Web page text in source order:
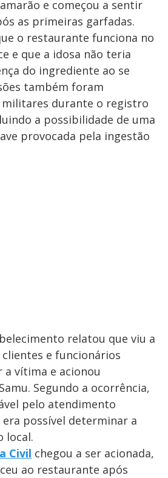
e começou a sentir
as primeiras garfadas.
o restaurante funciona no
e que a idosa não teria
do ingrediente ao se
também foram
militares durante o registro
a possibilidade de uma
provocada pela ingestão
relatou que viu a
e funcionários
vítima e acionou
Segundo a ocorrência,
pelo atendimento
possível determinar a
local.
Civil chegou a ser acionada,
ao restaurante após